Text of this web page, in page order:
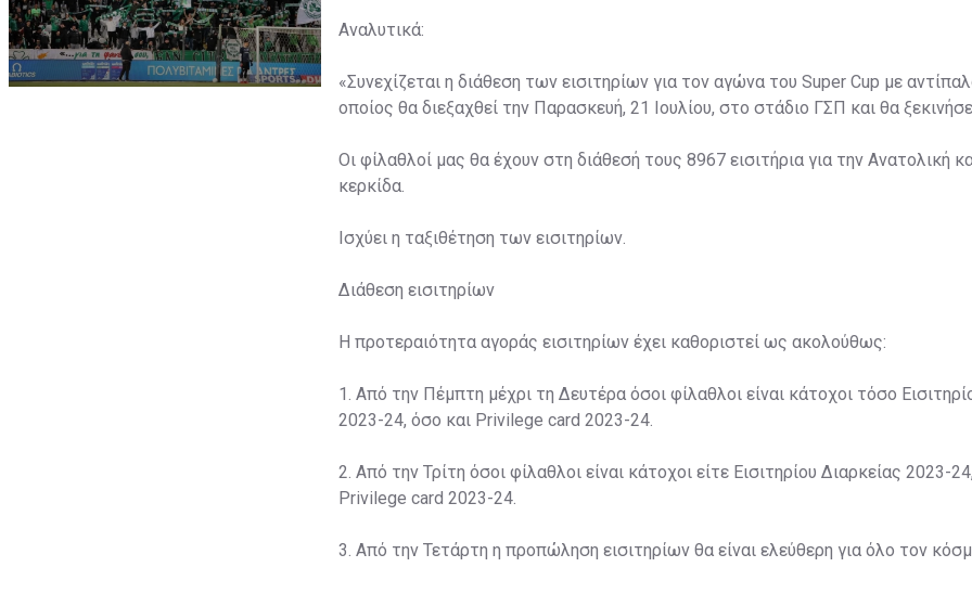
Αναλυτικά:
«Συνεχίζεται η διάθεση των εισιτηρίων για τον αγώνα του Super Cup με
οποίος θα διεξαχθεί την Παρασκευή, 21 Ιουλίου, στο στάδιο ΓΣΠ και θα
Οι φίλαθλοί μας θα έχουν στη διάθεσή τους 8967 εισιτήρια για την Ανατολική
κερκίδα.
Ισχύει η ταξιθέτηση των εισιτηρίων.
Διάθεση εισιτηρίων
Η προτεραιότητα αγοράς εισιτηρίων έχει καθοριστεί ως ακολούθως:
1. Από την Πέμπτη μέχρι τη Δευτέρα όσοι φίλαθλοι είναι κάτοχοι τόσο
2023-24, όσο και Privilege card 2023-24.
2. Από την Τρίτη όσοι φίλαθλοι είναι κάτοχοι είτε Εισιτηρίου Διαρκείας 2023-
Privilege card 2023-24.
3. Από την Τετάρτη η προπώληση εισιτηρίων θα είναι ελεύθερη για όλο τον